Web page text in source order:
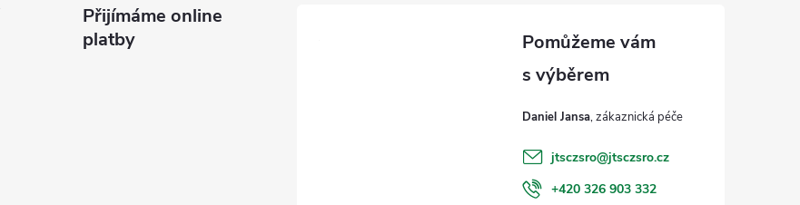
Přijímáme online
platby
Daniel Jansa
jtsczsro@jtsczsro.cz
+420 326 903 332